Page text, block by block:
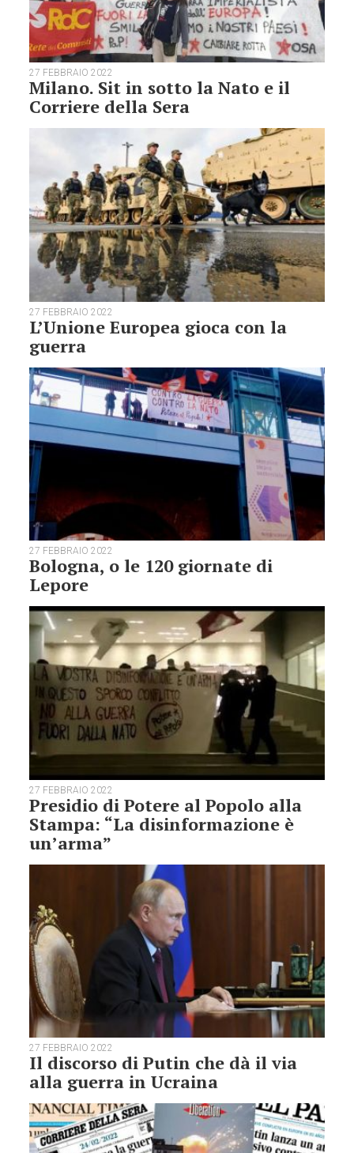
27 FEBBRAIO 2022
Milano. Sit in sotto la Nato e il
Corriere della Sera
27 FEBBRAIO 2022
L’Unione Europea gioca con la
guerra
27 FEBBRAIO 2022
Bologna, o le 120 giornate di
Lepore
27 FEBBRAIO 2022
Presidio di Potere al Popolo alla
Stampa: “La disinformazione è
un’arma”
27 FEBBRAIO 2022
Il discorso di Putin che dà il via
alla guerra in Ucraina